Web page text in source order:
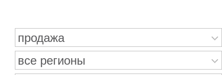
продажа
все регионы